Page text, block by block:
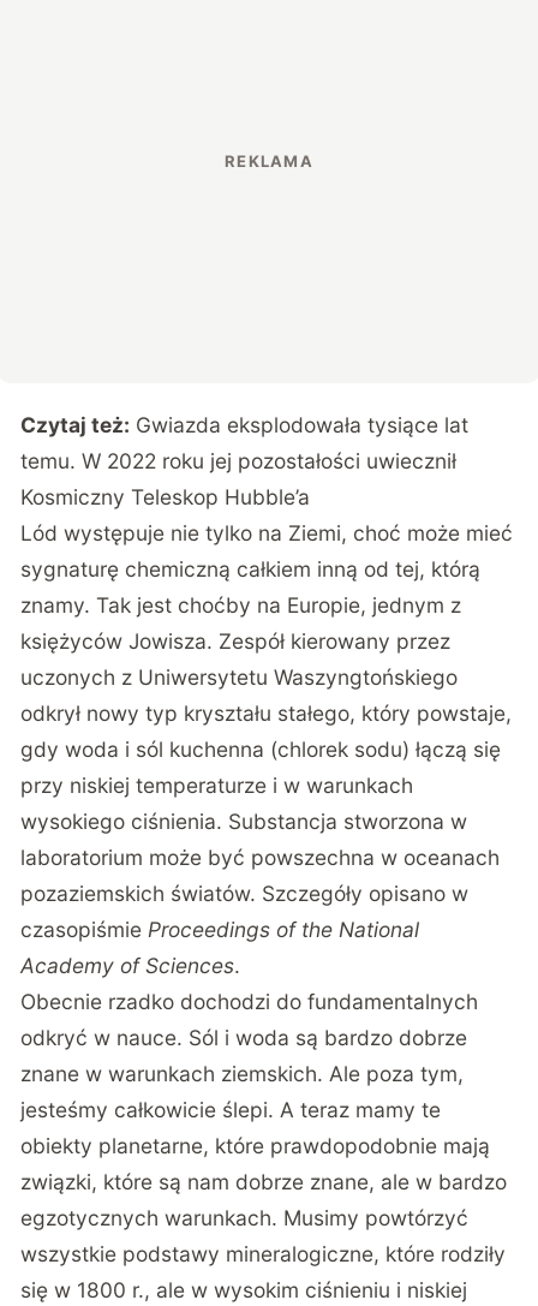
Czytaj też: Gwiazda eksplodowała tysiące lat
temu. W 2022 roku jej pozostałości uwiecznił
Kosmiczny Teleskop Hubble’a
Lód występuje nie tylko na Ziemi, choć może mieć
sygnaturę chemiczną całkiem inną od tej, którą
znamy. Tak jest choćby na Europie, jednym z
księżyców Jowisza. Zespół kierowany przez
uczonych z Uniwersytetu Waszyngtońskiego
odkrył nowy typ kryształu stałego, który powstaje,
gdy woda i sól kuchenna (chlorek sodu) łączą się
przy niskiej temperaturze i w warunkach
wysokiego ciśnienia. Substancja stworzona w
laboratorium może być powszechna w oceanach
pozaziemskich światów. Szczegóły opisano w
czasopiśmie Proceedings of the National
Academy of Sciences.
Obecnie rzadko dochodzi do fundamentalnych
odkryć w nauce. Sól i woda są bardzo dobrze
znane w warunkach ziemskich. Ale poza tym,
jesteśmy całkowicie ślepi. A teraz mamy te
obiekty planetarne, które prawdopodobnie mają
związki, które są nam dobrze znane, ale w bardzo
egzotycznych warunkach. Musimy powtórzyć
wszystkie podstawy mineralogiczne, które rodziły
się w 1800 r., ale w wysokim ciśnieniu i niskiej